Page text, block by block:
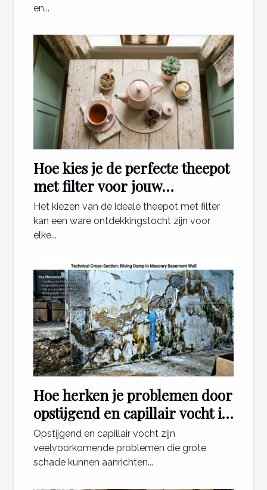
en...
Hoe kies je de perfecte theepot
met filter voor jouw
theeritueel?
Het kiezen van de ideale theepot met filter
kan een ware ontdekkingstocht zijn voor
elke...
Hoe herken je problemen door
opstijgend en capillair vocht in
je woning?
Opstijgend en capillair vocht zijn
veelvoorkomende problemen die grote
schade kunnen aanrichten...